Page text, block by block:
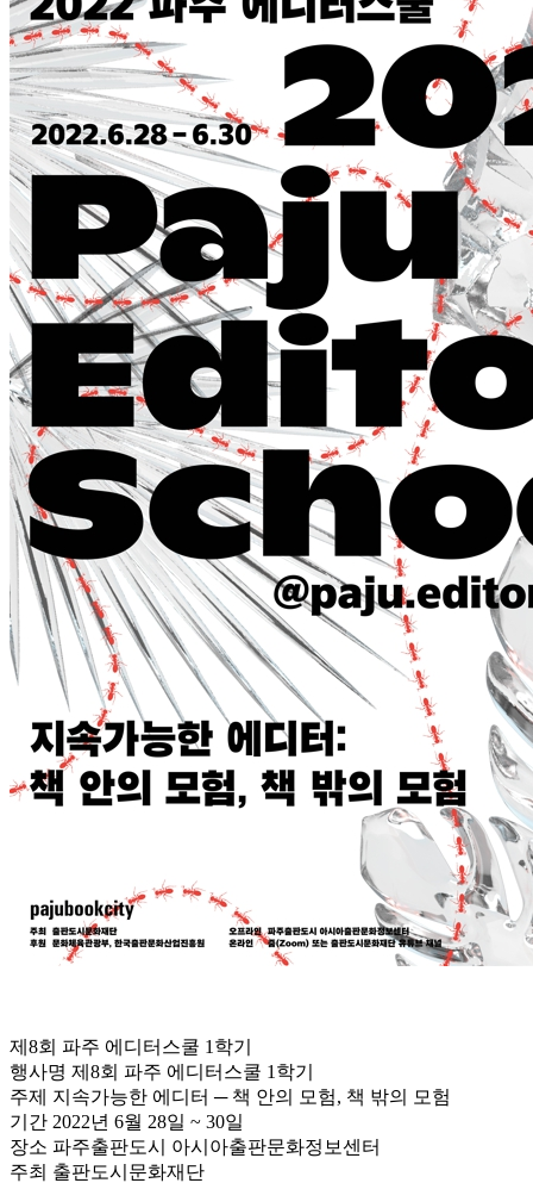
제8회 파주 에디터스쿨 1학기
행사명 제8회 파주 에디터스쿨 1학기
주제 지속가능한 에디터 ─ 책 안의 모험, 책 밖의 모험
기간 2022년 6월 28일 ~ 30일
장소 파주출판도시 아시아출판문화정보센터
주최 출판도시문화재단